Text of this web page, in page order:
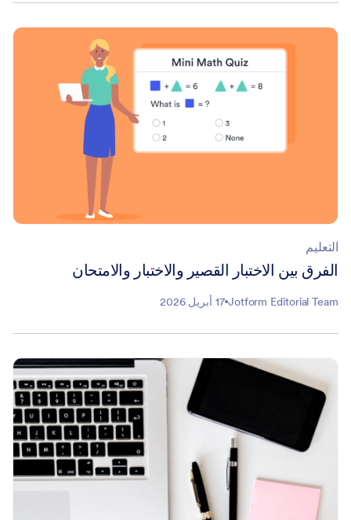
التعليم
الفرق بين الاختبار القصير والاختبار والامتحان
Jotform Editorial Team 17 أبريل 2026